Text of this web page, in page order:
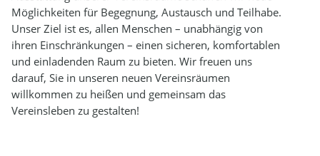
Möglichkeiten für Begegnung, Austausch und Teilhabe.
Unser Ziel ist es, allen Menschen – unabhängig von
ihren Einschränkungen – einen sicheren, komfortablen
und einladenden Raum zu bieten. Wir freuen uns
darauf, Sie in unseren neuen Vereinsräumen
willkommen zu heißen und gemeinsam das
Vereinsleben zu gestalten!